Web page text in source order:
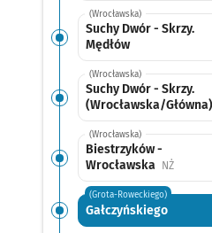
(Wrocławska)
Suchy Dwór - Skrzy.
Mędłów
(Wrocławska)
Suchy Dwór - Skrzy.
(Wrocławska/Główna)
(Wrocławska)
Biestrzyków -
Wrocławska
NŻ
(Grota-Roweckiego)
Gałczyńskiego